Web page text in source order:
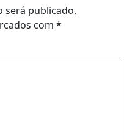
será publicado.
com *